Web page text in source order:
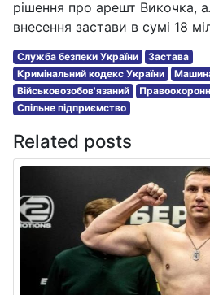
рішення про арешт Викочка,
внесення застави в сумі 18
Служба безпеки України
Застава
Кримінальний кодекс України
Військовозобов'язаний
Спільне підприємство
Related posts